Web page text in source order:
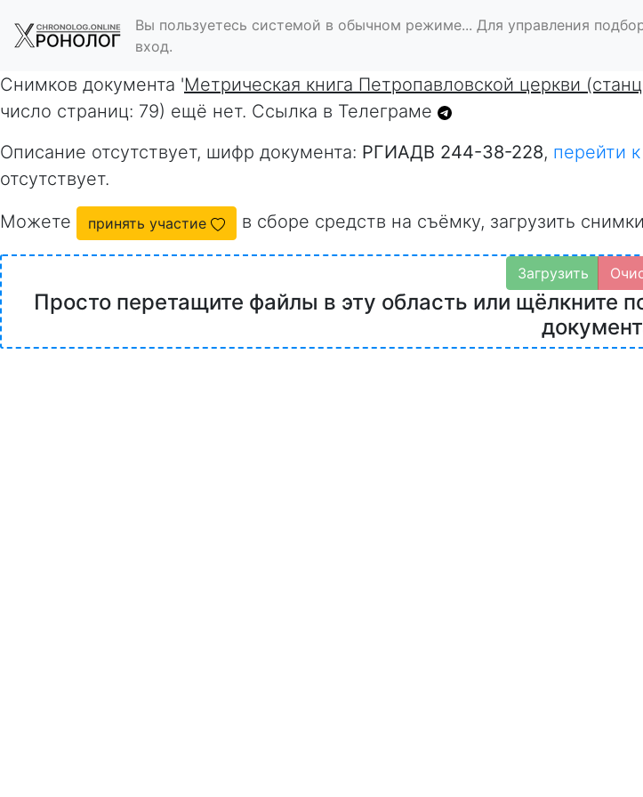
Вы пользуетесь системой в обычном режиме... Для управления
вход.
Снимков документа 'Метрическая книга Петропавловской церкви
число страниц: 79) ещё нет. Ссылка в Телеграме
Описание отсутствует, шифр документа: РГИАДВ 244-38-228, перейти
отсутствует.
Можете принять участие в сборе средств на съёмку, загрузить
Загрузить
Просто перетащите файлы в эту область или щёлкните